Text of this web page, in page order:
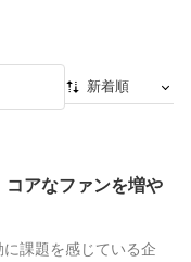
新着順
人気順
コアなファンを増や
課題を感じている企